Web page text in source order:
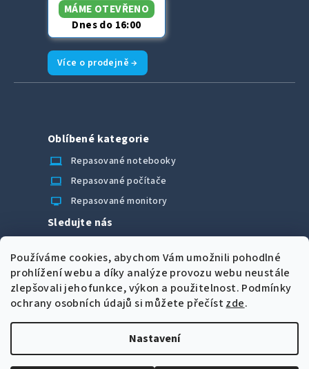
Používáme cookies, abychom Vám umožnili pohodlné
prohlížení webu a díky analýze provozu webu neustále
zlepšovali jeho funkce, výkon a použitelnost. Podmínky
ochrany osobních údajů si můžete přečíst zde.
Nastavení
MÁME OTEVŘENO
Dnes do 16:00
Více o prodejně →
Oblíbené kategorie
laptop_chromebook
Repasované notebooky
computer Repasované počítače
monitor Repasované monitory
Sledujte nás
Možnosti úhrady